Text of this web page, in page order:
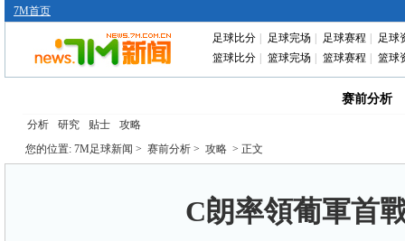
7M首页
足球比分 足球完场 足球赛程
足球
篮球比分
篮球完场 篮球赛程 篮球
赛前分析
分析 研究 贴士
攻略
您的位置: 7M足球新闻 > 赛前分析 > 攻略 > 正文
C朗率領葡軍首